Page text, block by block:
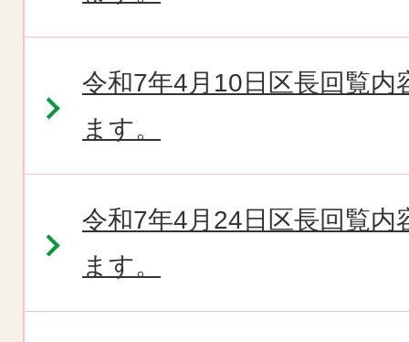
令和7年4月10日区長回覧
ます。
令和7年4月24日区長回覧
ます。